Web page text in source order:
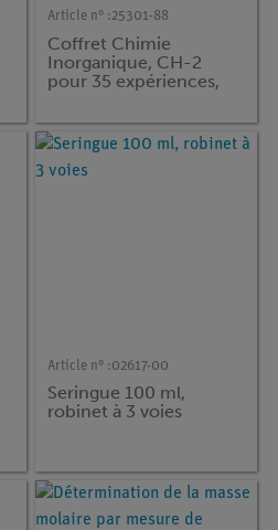
Article n° :25301-88
Coffret Chimie
Inorganique, CH-2
pour 35 expériences,
CH-1
Article n° :02617-00
Seringue 100 ml,
robinet à 3 voies